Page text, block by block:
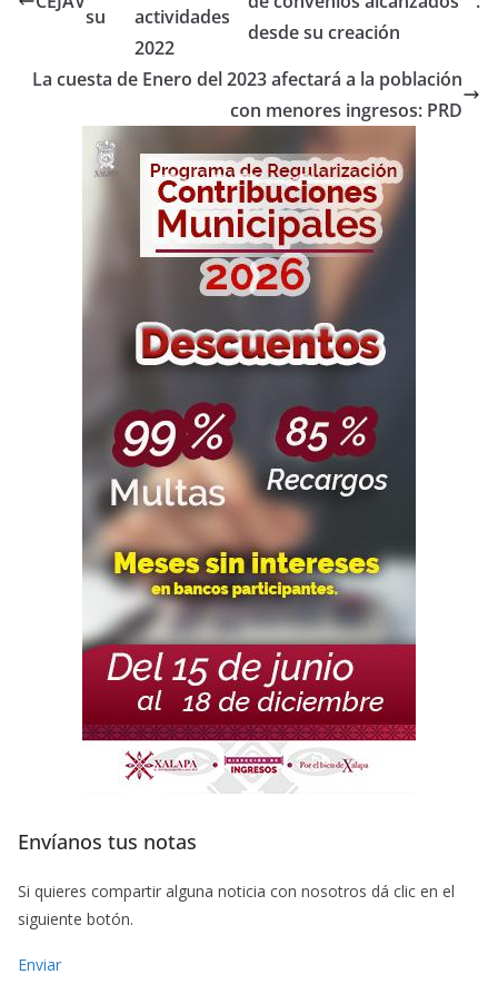
su
actividades
2022
desde su creación
La cuesta de Enero del 2023 afectará a la población
con menores ingresos: PRD
Envíanos tus notas
Si quieres compartir alguna noticia con nosotros dá clic en el
siguiente botón.
Enviar